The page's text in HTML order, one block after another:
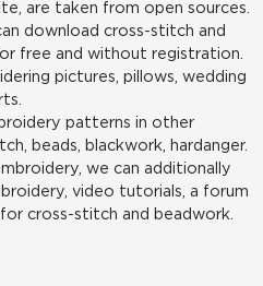
are taken from open sources.
download cross-stitch and
free and without registration.
pictures, pillows, wedding
patterns in other
beads, blackwork, hardanger.
we can additionally
video tutorials, a forum
cross-stitch and beadwork.